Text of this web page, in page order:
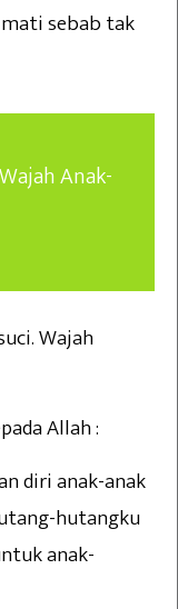
sebab tak
Anak-
Wajah
Allah :
diri anak-anak
hutangku
anak-